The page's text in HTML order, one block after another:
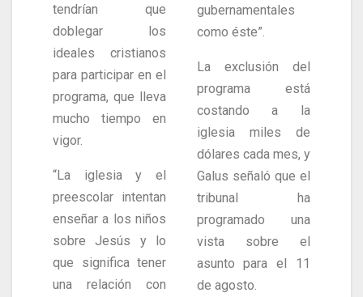
tendrían que
doblegar los
ideales cristianos
para participar en el
programa, que lleva
mucho tiempo en
vigor.
“La iglesia y el
preescolar intentan
enseñar a los niños
sobre Jesús y lo
que significa tener
una relación con
gubernamentales
como éste”.
La exclusión del
programa está
costando a la
iglesia miles de
dólares cada mes, y
Galus señaló que el
tribunal ha
programado una
vista sobre el
asunto para el 11
de agosto.